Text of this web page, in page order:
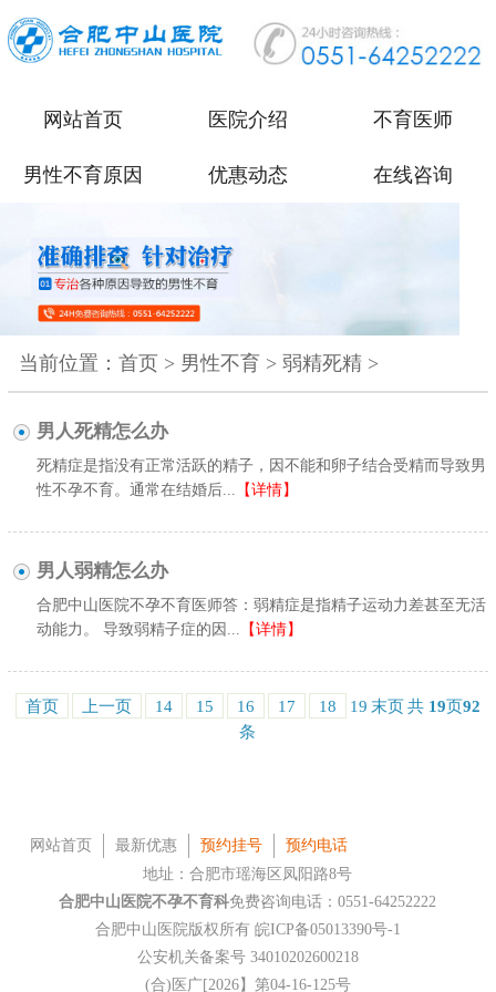
网站首页 医院介绍 不育医师
男性不育原因 优惠动态 在线咨询
当前位置： 首页 > 男性不育 > 弱精死精>
男人死精怎么办
死精症是指没有正常活跃的精子，因不能和卵子结合受精而导致男
性不孕不育。通常在结婚后... 【详情】
男人弱精怎么办
合肥中山医院不孕不育医师答：弱精症是指精子运动力差甚至无活
动能力。 导致弱精子症的因... 【详情】
首页 上一页 14 15 16 17 18 19 末页共 19页92
条
网站首页 最新优惠 预约挂号
预约电话
地址：合肥市瑶海区凤阳路8号
合肥中山医院不孕不育科免费咨询电话：0551-64252222
合肥中山医院版权所有 皖ICP备05013390号-1
公安机关备案号 34010202600218
(合)医广[2026】第04-16-125号